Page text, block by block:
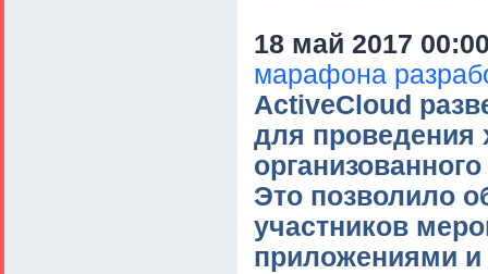
18 май 2017
марафона
ActiveCloud
для проведения
Это позволило
участников
приложениями и